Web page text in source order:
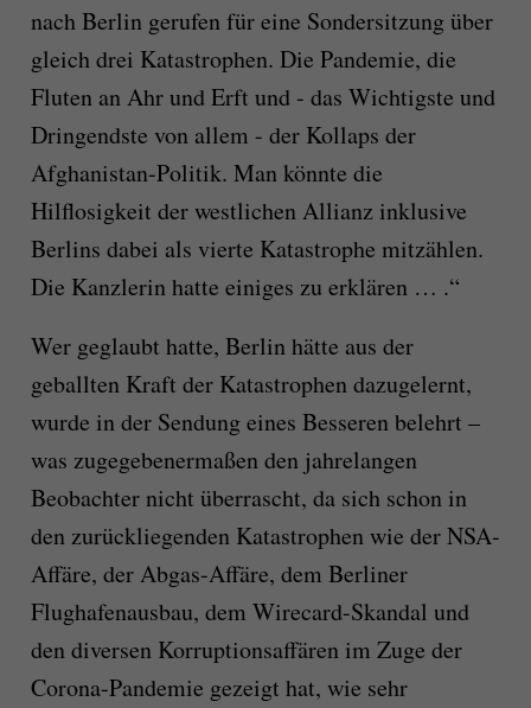
nach Berlin gerufen für eine Sondersitzung über
gleich drei Katastrophen. Die Pandemie, die
Fluten an Ahr und Erft und - das Wichtigste und
Dringendste von allem - der Kollaps der
Afghanistan-Politik. Man könnte die
Hilflosigkeit der westlichen Allianz inklusive
Berlins dabei als vierte Katastrophe mitzählen.
Die Kanzlerin hatte einiges zu erklären … .“
Wer geglaubt hatte, Berlin hätte aus der
geballten Kraft der Katastrophen dazugelernt,
wurde in der Sendung eines Besseren belehrt –
was zugegebenermaßen den jahrelangen
Beobachter nicht überrascht, da sich schon in
den zurückliegenden Katastrophen wie der NSA-
Affäre, der Abgas-Affäre, dem Berliner
Flughafenausbau, dem Wirecard-Skandal und
den diversen Korruptionsaffären im Zuge der
Corona-Pandemie gezeigt hat, wie sehr